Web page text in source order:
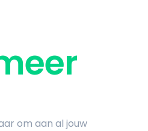
om aan al jouw